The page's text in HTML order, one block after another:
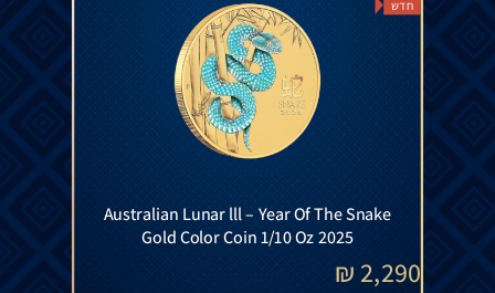
חדש
Australian Lunar lll – Year Of The Snake
Gold Color Coin 1/10 Oz 2025
2,290
₪